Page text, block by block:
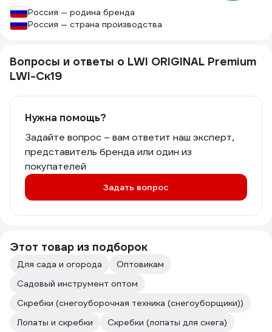
Россия — родина бренда
Россия — страна производства
Вопросы и ответы о LWI ORIGINAL Premium
LWI-Ск19
Нужна помощь?
Задайте вопрос – вам ответит наш эксперт,
представитель бренда или один из
покупателей
Задать вопрос
Этот товар из подборок
Для сада и огорода
Оптовикам
Садовый инструмент оптом
Скребки (снегоуборочная техника (снегоуборщики))
Лопаты и скребки
Скребки (лопаты для снега)